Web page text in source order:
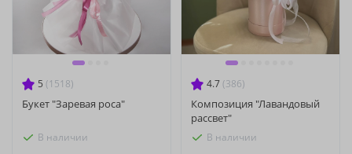
5 (1518)
Букет "Заревая роса"
В наличии
4.7 (386)
Композиция "Лавандовый
рассвет"
В наличии